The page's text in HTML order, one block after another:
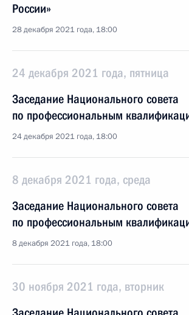
России»
28 декабря 2021 года, 18:00
24 декабря 2021 года, пятница
Заседание Национального совета
по профессиональным
24 декабря 2021 года, 18:00
8 декабря 2021 года, среда
Заседание Национального совета
по профессиональным
8 декабря 2021 года, 18:00
30 ноября 2021 года, вторник